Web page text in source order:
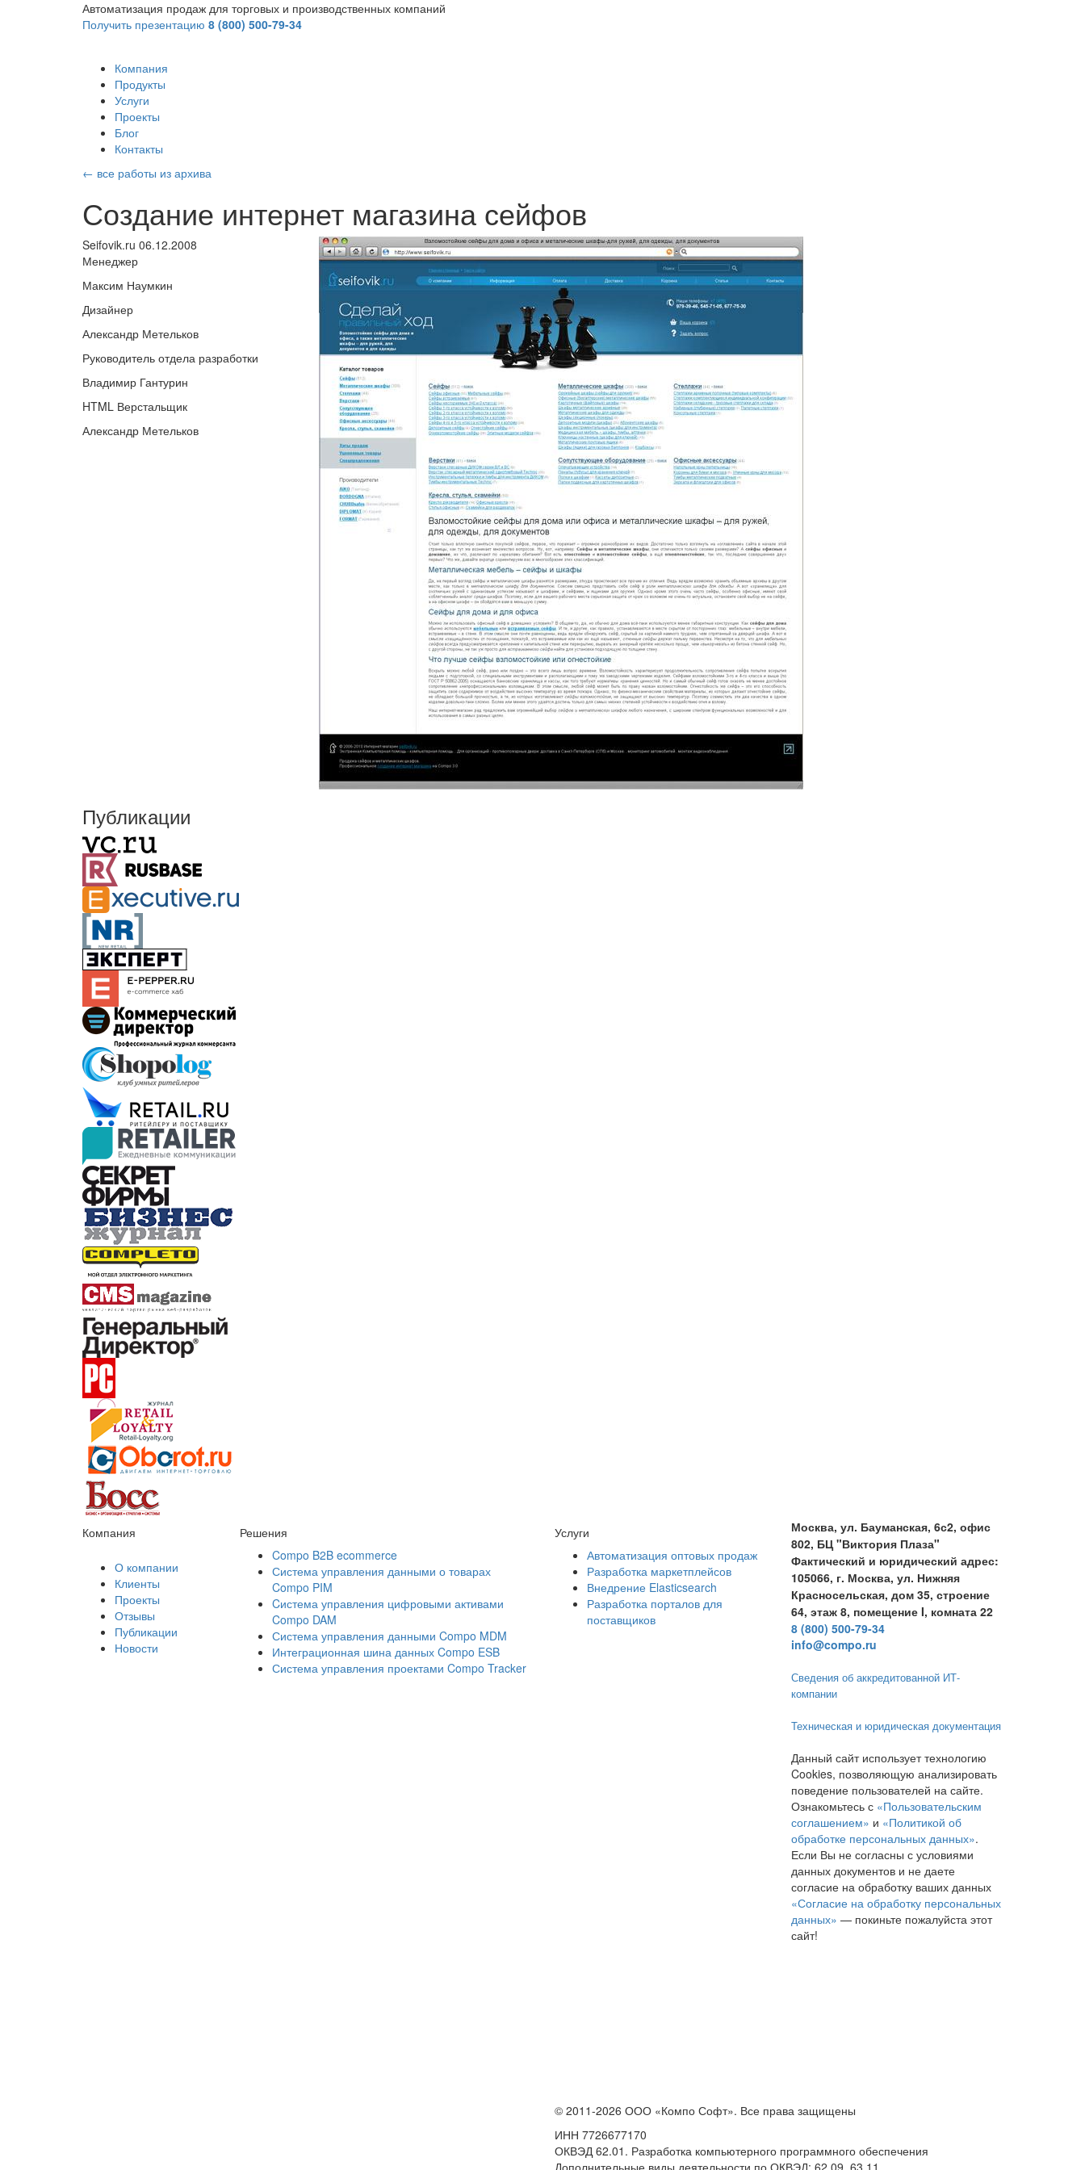
Автоматизация продаж для торговых и производственных компаний
Получить презентацию 8 (800) 500-79-34
Компания
Продукты
Услуги
Проекты
Блог
Контакты
← все работы из архива
Создание интернет магазина сейфов
Seifovik.ru 06.12.2008
Менеджер
Максим Наумкин
Дизайнер
Александр Метельков
Руководитель отдела разработки
Владимир Гантурин
HTML Верстальщик
Александр Метельков
Публикации
Компания
О компании
Клиенты
Проекты
Отзывы
Публикации
Новости
Решения
Compo B2B ecommerce
Система управления данными о товарах
Compo PIM
Cистема управления цифровыми активами
Compo DAM
Система управления данными Compo MDM
Интеграционная шина данных Compo ESB
Система управления проектами Compo Tracker
Услуги
Автоматизация оптовых продаж
Разработка маркетплейсов
Внедрение Elasticsearch
Разработка порталов для
поставщиков
Москва, ул. Бауманская, 6с2, офис
802, БЦ "Виктория Плаза"
Фактический и юридический адрес:
105066, г. Москва, ул. Нижняя
Красносельская, дом 35, строение
64, этаж 8, помещение I, комната 22
8 (800) 500-79-34
info@compo.ru
Сведения об аккредитованной ИТ-
компании
Техническая и юридическая документация
Данный сайт использует технологию
Cookies, позволяющую анализировать
поведение пользователей на сайте.
Ознакомьтесь с «Пользовательским
соглашением» и «Политикой об
обработке персональных данных».
Если Вы не согласны с условиями
данных документов и не даете
согласие на обработку ваших данных
«Согласие на обработку персональных
данных» — покиньте пожалуйста этот
сайт!
© 2011-2026 ООО «Компо Софт». Все права защищены
ИНН 7726677170
ОКВЭД 62.01. Разработка компьютерного программного обеспечения
Дополнительные виды деятельности по ОКВЭД: 62.09, 63.11